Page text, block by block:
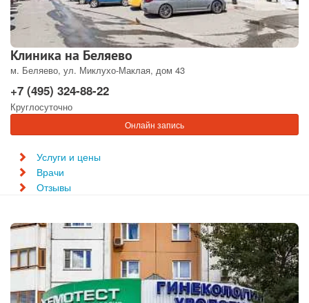
Клиника на Беляево
м. Беляево, ул. Миклухо-Маклая, дом 43
+7 (495) 324-88-22
Круглосуточно
Онлайн запись
Услуги и цены
Врачи
Отзывы